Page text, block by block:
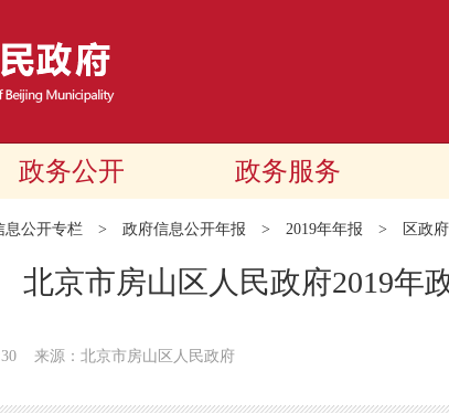
政务公开 政务服务
息公开专栏 > 政府信息公开年报 > 2019年年报 > 区政府
北京市房山区人民政府2019年
来源：北京市房山区人民政府